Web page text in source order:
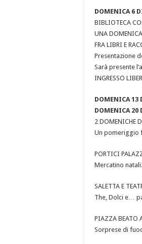
DOMENICA 6
BIBLIOTECA
UNA
FRA LIBRI E
Presentazione
Sarà presente
INGRESSO
DOMENICA 13
DOMENICA 20
2 DOMENICHE
Un pomeriggio
PORTICI
Mercatino
SALETTA E
The, Dolci e…
PIAZZA BEATO
Sorprese di